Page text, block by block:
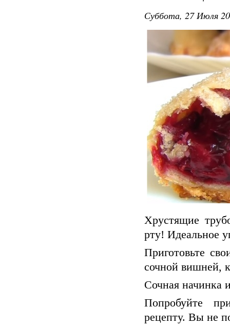
Суббота, 27 Июля
Хрустящие
рту! Идеальное
Приготовьте
сочной вишней,
Сочная начинка
Попробуйте
рецепту. Вы не